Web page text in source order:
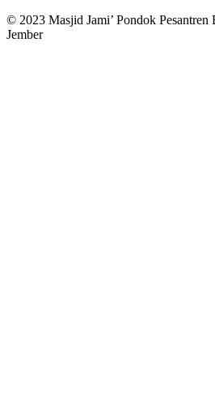
© 2023 Masjid Jami’ Pondok
Jember